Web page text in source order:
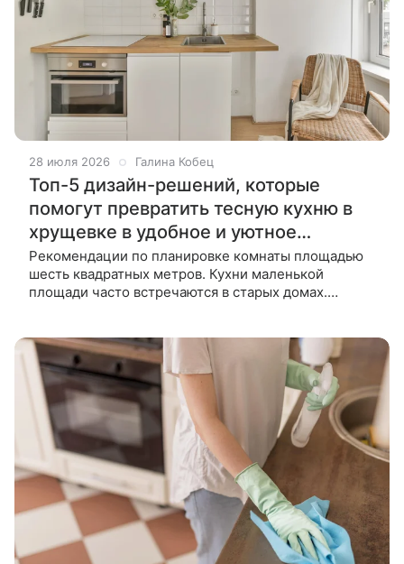
28 июля 2026 Галина Кобец
Топ-5 дизайн-решений, которые
помогут превратить тесную кухню в
хрущевке в удобное и уютное
пространство
Рекомендации по планировке комнаты площадью
шесть квадратных метров. Кухни маленькой
площади часто встречаются в старых домах.